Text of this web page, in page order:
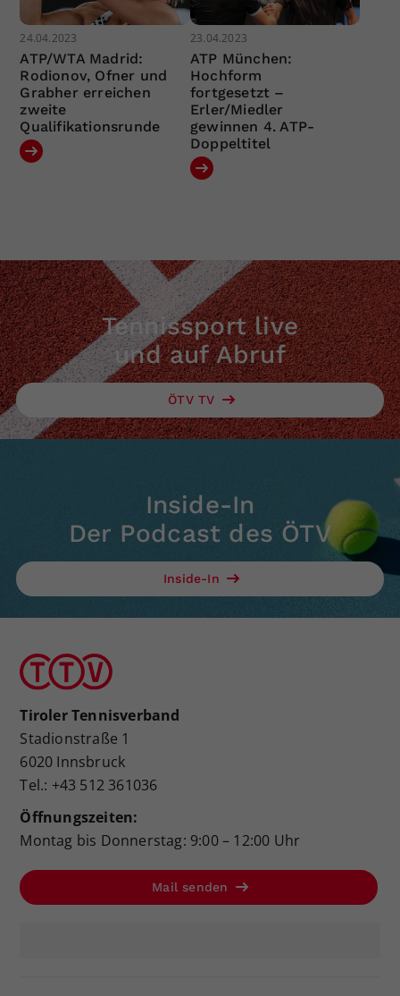
24.04.2023
ATP/WTA Madrid:
Rodionov, Ofner und
Grabher erreichen
zweite
Qualifikationsrunde
23.04.2023
ATP München:
Hochform
fortgesetzt –
Erler/Miedler
gewinnen 4. ATP-
Doppeltitel
Tennissport live
und auf Abruf
ÖTV TV
Inside-In
Der Podcast des ÖTV
Inside-In
Tiroler Tennisverband
Stadionstraße 1
6020 Innsbruck
Tel.: +43 512 361036
Öffnungszeiten:
Montag bis Donnerstag: 9:00 – 12:00 Uhr
Mail senden